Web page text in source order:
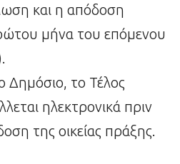
και η απόδοση
μήνα του επόμενου
Δημόσιο, το Τέλος
ηλεκτρονικά πριν
της οικείας πράξης.